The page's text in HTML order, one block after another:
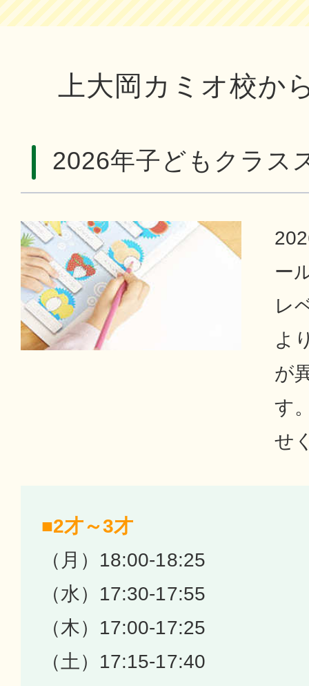
上大岡カミオ校か
2026年子どもクラス
ー
レ
よ
が
す
せ
■2才～3才
（月）18:00-18:25
（水）17:30-17:55
（木）17:00-17:25
（土）17:15-17:40